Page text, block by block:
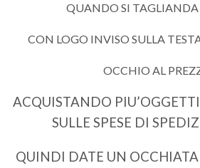
QUANDO SI
CON LOGO INVISO SULLA
OCCHIO AL
ACQUISTANDO
SULLE SPESE DI
QUINDI DATE UN OCCHIATA